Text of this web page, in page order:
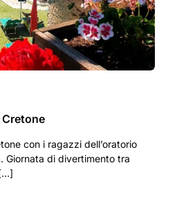
Cretone
con i ragazzi dell’oratorio
Giornata di divertimento tra